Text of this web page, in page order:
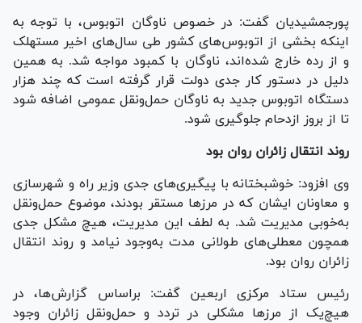
پورجمشیدیان گفت: در خصوص ناوگان اتوبوس، با توجه به
اینکه بخشی از اتوبوس‌های کشور طی سال‌های اخیر مستهلک
و از رده خارج شده‌اند، ناوگان با کمبود مواجه شد. به همین
دلیل در دستور کار جدی دولت قرار گرفته است که چند هزار
دستگاه اتوبوس جدید به ناوگان حمل‌ونقل عمومی اضافه شود
تا از بروز ازدحام جلوگیری شود.
روند انتقال زائران روان بود
وی افزود: خوشبختانه با پیگیری‌های جدی وزیر راه و شهرسازی
و معاونان ایشان که در مرز‌ها مستقر بودند، موضوع حمل‌ونقل
به‌خوبی مدیریت شد. به لطف این مدیریت، هیچ مشکل جدی
همچون معطلی‌های طولانی مدت به‌وجود نیامد و روند انتقال
زائران روان بود.
رئیس ستاد مرکزی اربعین گفت: براساس گزارش‌ها، در
هیچ‌یک از مرز‌ها مشکلی در تردد و حمل‌ونقل زائران وجود